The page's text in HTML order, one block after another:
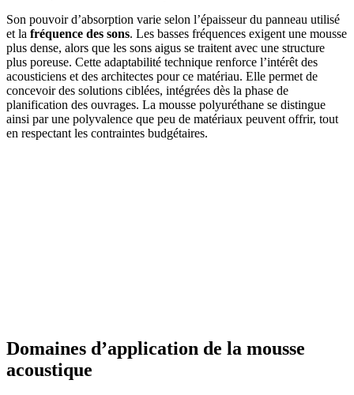
Son pouvoir d’absorption varie selon l’épaisseur du panneau utilisé
et la fréquence des sons. Les basses fréquences exigent une mousse
plus dense, alors que les sons aigus se traitent avec une structure
plus poreuse. Cette adaptabilité technique renforce l’intérêt des
acousticiens et des architectes pour ce matériau. Elle permet de
concevoir des solutions ciblées, intégrées dès la phase de
planification des ouvrages. La mousse polyuréthane se distingue
ainsi par une polyvalence que peu de matériaux peuvent offrir, tout
en respectant les contraintes budgétaires.
Domaines d’application de la mousse
acoustique